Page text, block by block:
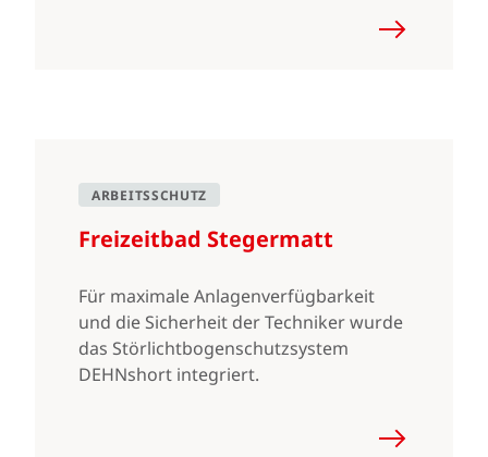
ARBEITSSCHUTZ
Freizeitbad Stegermatt
Für maximale Anlagenverfügbarkeit
und die Sicherheit der Techniker wurde
das Störlichtbogenschutzsystem
DEHNshort integriert.